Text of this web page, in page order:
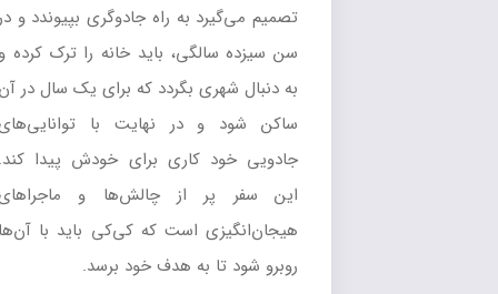
تصمیم می‌گیرد به راه جادوگری بپیوندد و در
سن سیزده سالگی، باید خانه را ترک کرده و
به دنبال شهری بگردد که برای یک سال در آن
ساکن شود و در نهایت با توانایی‌های
جادویی خود کاری برای خودش پیدا کند.
این سفر پر از چالش‌ها و ماجراهای
هیجان‌انگیزی است که کی‌کی باید با آن‌ها
روبرو شود تا به هدف خود برسد.